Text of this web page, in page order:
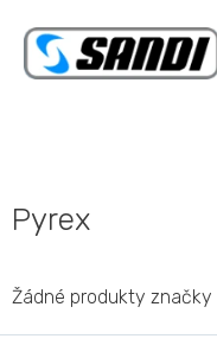
obsah
Pyrex
Žádné produkty značky